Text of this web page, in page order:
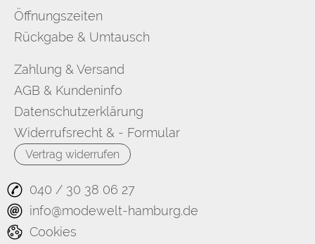
Öffnungszeiten
Rückgabe & Umtausch
Zahlung & Versand
AGB & Kundeninfo
Datenschutzerklärung
Widerrufsrecht & - Formular
Vertrag widerrufen
040 / 30 38 06 27
info@modewelt-hamburg.de
Cookies